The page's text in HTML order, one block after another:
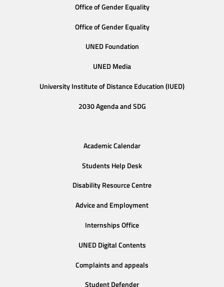
Office of Gender Equality
Office of Gender Equality
UNED Foundation
UNED Media
University Institute of Distance Education (IUED)
2030 Agenda and SDG
Academic Calendar
Students Help Desk
Disability Resource Centre
Advice and Employment
Internships Office
UNED Digital Contents
Complaints and appeals
Student Defender